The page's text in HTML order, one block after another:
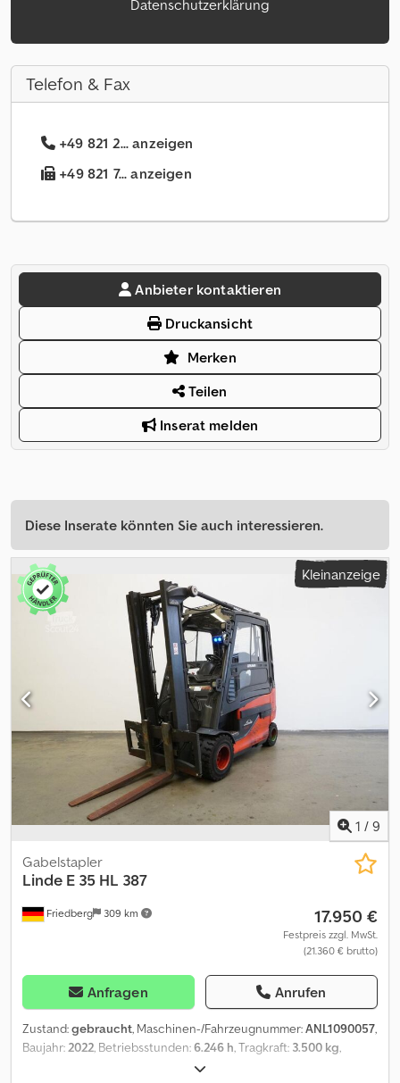
Datenschutzerklärung
Telefon & Fax
+49 821 2... anzeigen
+49 821 7... anzeigen
Anbieter kontaktieren
Druckansicht
Merken
Teilen
Inserat melden
Diese Inserate könnten Sie auch interessieren.
Kleinanzeige
1 / 9
Friedberg 309 km
Gabelstapler
Linde E 35 HL 387
17.950 €
Festpreis zzgl. MwSt.
(21.360 € brutto)
Anfragen Anrufen
Zustand:gebraucht, Maschinen-/Fahrzeugnummer:ANL1090057,
Baujahr: 2022 , Betriebsstunden:6.246 h , Tragkraft: 3.500 kg
150 mm